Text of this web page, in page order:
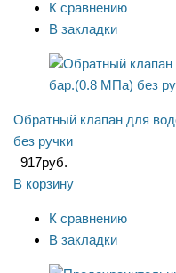
К сравнению
В закладки
Обратный клапан для
без ручки
917руб.
В корзину
К сравнению
В закладки